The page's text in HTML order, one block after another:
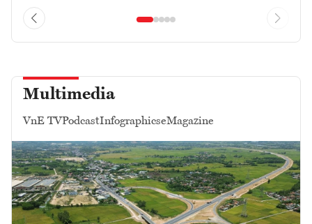
Multimedia
VnE TVPodcastInfographicseMagazine